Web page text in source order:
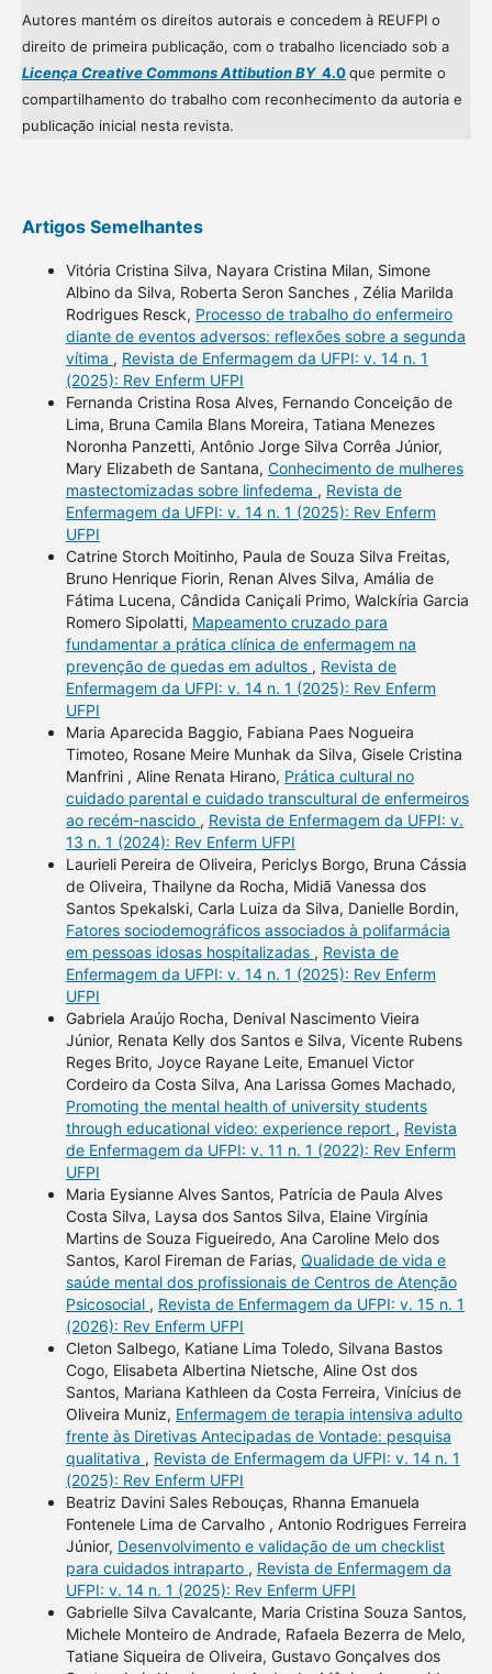
Autores mantém os direitos autorais e concedem à REUFPI o
direito de primeira publicação, com o trabalho licenciado sob a
Licença Creative Commons Attibution BY4.0que permite o
compartilhamento do trabalho com reconhecimento da autoria e
publicação inicial nesta revista.
Artigos Semelhantes
Vitória Cristina Silva, Nayara Cristina Milan, Simone
Albino da Silva, Roberta Seron Sanches , Zélia Marilda
Rodrigues Resck, Processo de trabalho do enfermeiro
diante de eventos adversos: reflexões sobre a segunda
vítima , Revista de Enfermagem da UFPI: v. 14 n. 1
(2025): Rev Enferm UFPI
Fernanda Cristina Rosa Alves, Fernando Conceição de
Lima, Bruna Camila Blans Moreira, Tatiana Menezes
Noronha Panzetti, Antônio Jorge Silva Corrêa Júnior,
Mary Elizabeth de Santana, Conhecimento de mulheres
mastectomizadas sobre linfedema , Revista de
Enfermagem da UFPI: v. 14 n. 1 (2025): Rev Enferm
UFPI
Catrine Storch Moitinho, Paula de Souza Silva Freitas,
Bruno Henrique Fiorin, Renan Alves Silva, Amália de
Fátima Lucena, Cândida Caniçali Primo, Walckíria Garcia
Romero Sipolatti, Mapeamento cruzado para
fundamentar a prática clínica de enfermagem na
prevenção de quedas em adultos , Revista de
Enfermagem da UFPI: v. 14 n. 1 (2025): Rev Enferm
UFPI
Maria Aparecida Baggio, Fabiana Paes Nogueira
Timoteo, Rosane Meire Munhak da Silva, Gisele Cristina
Manfrini , Aline Renata Hirano, Prática cultural no
cuidado parental e cuidado transcultural de enfermeiros
ao recém-nascido , Revista de Enfermagem da UFPI: v.
13 n. 1 (2024): Rev Enferm UFPI
Laurieli Pereira de Oliveira, Periclys Borgo, Bruna Cássia
de Oliveira, Thailyne da Rocha, Midiã Vanessa dos
Santos Spekalski, Carla Luiza da Silva, Danielle Bordin,
Fatores sociodemográficos associados à polifarmácia
em pessoas idosas hospitalizadas , Revista de
Enfermagem da UFPI: v. 14 n. 1 (2025): Rev Enferm
UFPI
Gabriela Araújo Rocha, Denival Nascimento Vieira
Júnior, Renata Kelly dos Santos e Silva, Vicente Rubens
Reges Brito, Joyce Rayane Leite, Emanuel Victor
Cordeiro da Costa Silva, Ana Larissa Gomes Machado,
Promoting the mental health of university students
through educational video: experience report , Revista
de Enfermagem da UFPI: v. 11 n. 1 (2022): Rev Enferm
UFPI
Maria Eysianne Alves Santos, Patrícia de Paula Alves
Costa Silva, Laysa dos Santos Silva, Elaine Virgínia
Martins de Souza Figueiredo, Ana Caroline Melo dos
Santos, Karol Fireman de Farias, Qualidade de vida e
saúde mental dos profissionais de Centros de Atenção
Psicosocial , Revista de Enfermagem da UFPI: v. 15 n. 1
(2026): Rev Enferm UFPI
Cleton Salbego, Katiane Lima Toledo, Silvana Bastos
Cogo, Elisabeta Albertina Nietsche, Aline Ost dos
Santos, Mariana Kathleen da Costa Ferreira, Vinícius de
Oliveira Muniz, Enfermagem de terapia intensiva adulto
frente às Diretivas Antecipadas de Vontade: pesquisa
qualitativa , Revista de Enfermagem da UFPI: v. 14 n. 1
(2025): Rev Enferm UFPI
Beatriz Davini Sales Rebouças, Rhanna Emanuela
Fontenele Lima de Carvalho , Antonio Rodrigues Ferreira
Júnior, Desenvolvimento e validação de um checklist
para cuidados intraparto , Revista de Enfermagem da
UFPI: v. 14 n. 1 (2025): Rev Enferm UFPI
Gabrielle Silva Cavalcante, Maria Cristina Souza Santos,
Michele Monteiro de Andrade, Rafaela Bezerra de Melo,
Tatiane Siqueira de Oliveira, Gustavo Gonçalves dos